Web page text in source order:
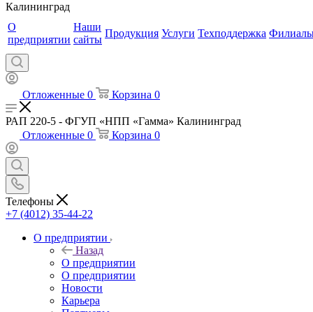
Калининград
О
предприятии
Наши
сайты
Продукция Услуги Техподдержка
Отложенные 0 Корзина 0
РАП 220-5 - ФГУП «НПП «Гамма» Калининград
Отложенные 0 Корзина 0
Телефоны
+7 (4012) 35-44-22
О предприятии
Назад
О предприятии
О предприятии
Новости
Карьера